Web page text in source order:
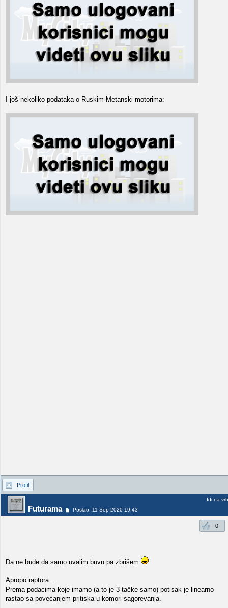
I još nekoliko podataka o Ruskim Metanski motorima:
Profil
Futurama Poslao: 11 Sep 2020 19:43
Idi na vrh
0
Da ne bude da samo uvalim buvu pa zbrišem
Apropo raptora...
Prema podacima koje imamo (a to je 3 tačke samo) potisak je linearno
rastao sa povećanjem pritiska u komori sagorevanja.